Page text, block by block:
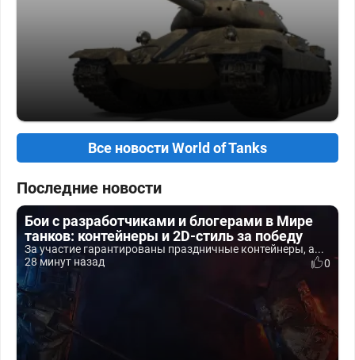
Все новости World of Tanks
Последние новости
Бои с разработчиками и блогерами в Мире
танков: контейнеры и 2D-стиль за победу
За участие гарантированы праздничные контейнеры, а...
28 минут назад
0